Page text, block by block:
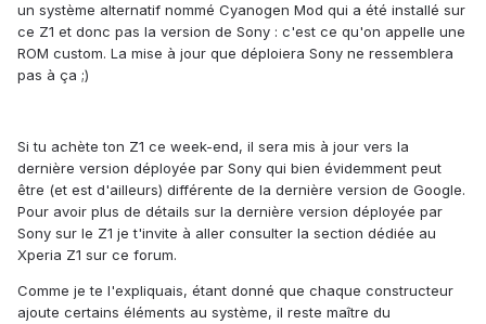
un système alternatif nommé Cyanogen Mod qui a été installé sur
ce Z1 et donc pas la version de Sony : c'est ce qu'on appelle une
ROM custom. La mise à jour que déploiera Sony ne ressemblera
pas à ça ;)
Si tu achète ton Z1 ce week-end, il sera mis à jour vers la
dernière version déployée par Sony qui bien évidemment peut
être (et est d'ailleurs) différente de la dernière version de Google.
Pour avoir plus de détails sur la dernière version déployée par
Sony sur le Z1 je t'invite à aller consulter la section dédiée au
Xperia Z1 sur ce forum.
Comme je te l'expliquais, étant donné que chaque constructeur
ajoute certains éléments au système, il reste maître du